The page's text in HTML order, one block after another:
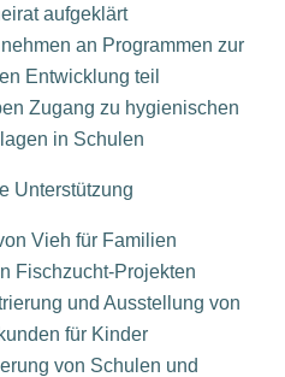
aufgeklärt
an Programmen zur
Entwicklung teil
Zugang zu hygienischen
in Schulen
Unterstützung
Vieh für Familien
Fischzucht-Projekten
und Ausstellung von
für Kinder
von Schulen und